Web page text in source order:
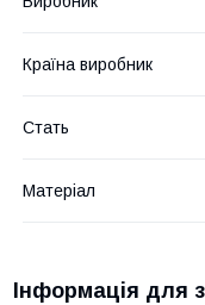
Країна виробник
Стать
Матеріал
Інформація для